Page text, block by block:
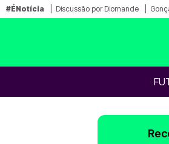
#ÉNotícia Discussão por Diomande